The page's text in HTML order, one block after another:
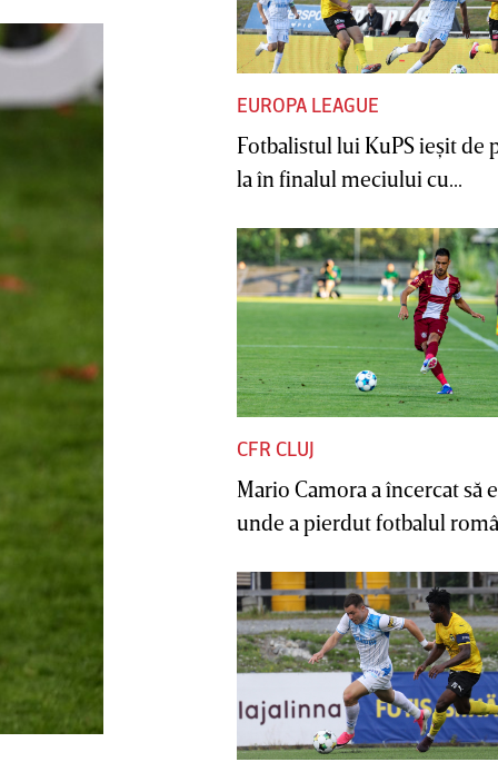
EUROPA LEAGUE
Fotbalistul lui KuPS ieşit de
la în finalul meciului cu...
CFR CLUJ
Mario Camora a încercat să
unde a pierdut fotbalul